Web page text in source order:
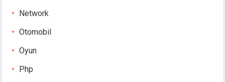
Network
Otomobil
Oyun
Php